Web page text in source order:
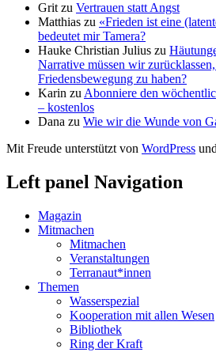
Gritzu Vertrauen statt Angst
Matthias zu «Frieden ist eine
bedeutet mir Tamera?
Hauke Christian Julius zu
Narrative müssen wir
Friedensbewegung zu haben?
Karin zuAbonniere den
– kostenlos
Dana zu Wie wir die Wunde von
Mit Freude unterstützt von WordPress
Left panel Navigation
Magazin
Mitmachen
Mitmachen
Veranstaltungen
Terranaut*innen
Themen
Wasserspezial
Kooperation mit allen Wesen
Bibliothek
Ring der Kraft